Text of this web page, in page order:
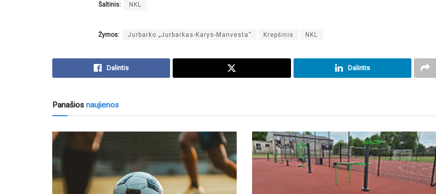
Šaltinis: NKL
Žymos: Jurbarko „Jurbarkas-Karys-Manvesta“ Krepšinis NKL
Dalintis Dalintis
Panašios naujienos